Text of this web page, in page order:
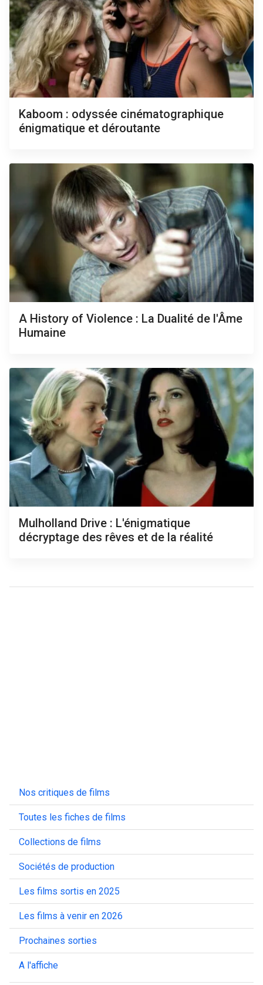
Kaboom : odyssée cinématographique
énigmatique et déroutante
A History of Violence : La Dualité de l'Âme
Humaine
Mulholland Drive : L'énigmatique
décryptage des rêves et de la réalité
Nos critiques de films
Toutes les fiches de films
Collections de films
Sociétés de production
Les films sortis en 2025
Les films à venir en 2026
Prochaines sorties
A l'affiche